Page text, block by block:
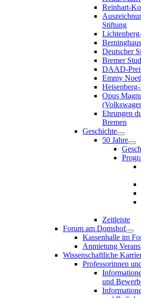
Reinhart-
Stiftung
Deutscher
Bremer
DAAD-
Emmy
Opus
Ehrungen
Bremen
Geschichte
50 Jahre
Zeitleiste
Forum am Domshof
Kassenhalle im
Anmietung
Wissenschaftliche
Professorinnen
und